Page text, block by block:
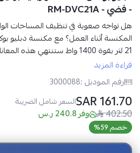
- فضي - RM-DVC21A
هل تواجه صعوبة في تنظيف المساحات
المكنسة أثناء العمل؟ مع مكنسة دبليو
21 لتر بقوة 1400 واط
ستنتهي هذه
لتمنحك قوة شفط عالية وسعة ضخمة
أسرع وأسهل وأكثر كفاءة من أي وقت مضى.
مواصفات دبليو بوكس مكنسة كهربائية برميل 21 لتر في
العلامة التجارية:دبليو بوكس
رقم الموديل:
القدرة الكهربائية:1400 واط
السعة:
قراءة المزيد
رقم الموديل :3000088
161.70 SAR السعر شامل الضريبة
402.50 وفر 240.8 ر.س
خصم 59%